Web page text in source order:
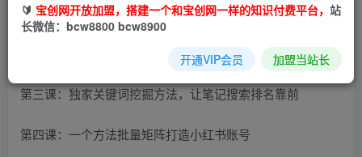
第一课：教你养出小红书高权重账号
第二课：四招教你写出一篇高权重笔记
第三课：独家关键词挖掘方法，让笔记搜索排名靠前
第四课：一个方法批量矩阵打造小红书账号
🔰 宝创网开放加盟，搭建一个和宝创网一样的知识付费平台， 站
长微信：bcw8800 bcw8900
开通VIP会员 加盟当站长